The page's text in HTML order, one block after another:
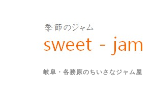
岐阜・各務原のちいさなジャム屋